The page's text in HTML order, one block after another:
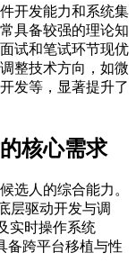
开发能力和系统集
具备较强的理论知
试和笔试环节现优
整技术方向，如微
发等，显著提升了
核心需求
选人的综合能力。
层驱动开发与调
实时操作系统
备跨平台移植与性